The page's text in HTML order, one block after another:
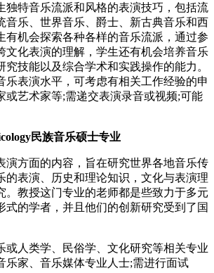
特音乐流派和风格的表演技巧，包括流
音乐、世界音乐、爵士、新古典音乐和西
有机会探索各种各样的音乐流派，通过参
文化表演的理解，学生还有机会培养音乐
究技能以及综合学术和实践操作的能力。
乐表演水平，可考虑有相关工作经验的申
或艺术家等;需递交表演录音或视频;可能
民族音乐硕士专业
方面的内容，旨在研究世界各地音乐传
的表演、历史和理论知识，文化与表演理
。教授这门专业的老师都是些致力于多元
式的学者，并且他们的创新研究受到了国
人类学、民俗学、文化研究等相关专业
乐家、音乐媒体专业人士;需进行面试